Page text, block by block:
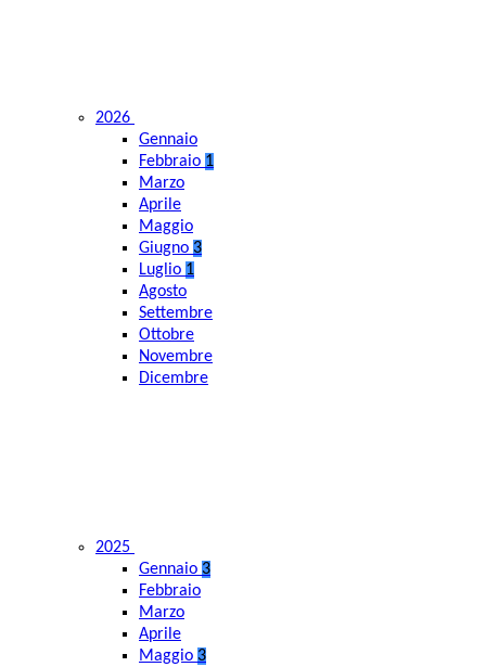
2026
Gennaio
Febbraio 1
Marzo
Aprile
Maggio
Giugno 3
Luglio 1
Agosto
Settembre
Ottobre
Novembre
Dicembre
2025
Gennaio 3
Febbraio
Marzo
Aprile
Maggio 3